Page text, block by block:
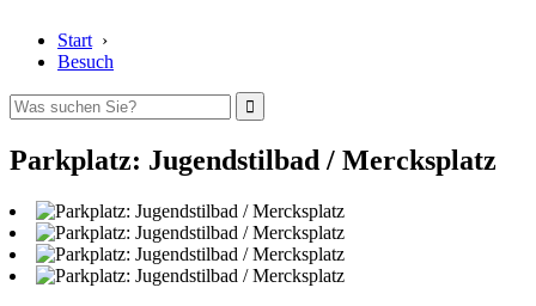
Start ›
Besuch
Parkplatz: Jugendstilbad / Mercksplatz